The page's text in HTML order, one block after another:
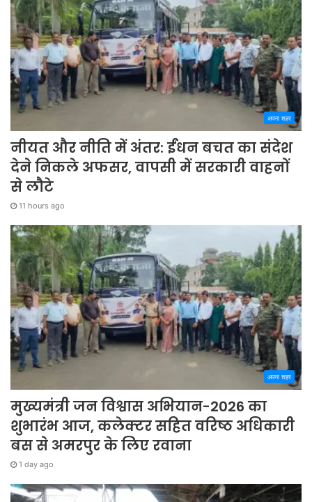
अपना शहर
नीयत और नीति में अंतर: ईंधन बचत का संदेश
देने निकले अफसर, वापसी में सरकारी वाहनों
से लौटे
11 hours ago
अपना शहर
मुख्यमंत्री जन विश्वास अभियान-2026 का
शुभारंभ आज, कलेक्टर सहित वरिष्ठ अधिकारी
बस से अमरपुर के लिए रवाना
1 day ago